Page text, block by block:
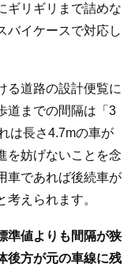
ギリギリまで詰めな
バイケースで対応し
る道路の設計便覧に
道までの間隔は「3
は長さ4.7mの車が
を妨げないことを念
車であれば後続車が
えられます。
準値よりも間隔が狭
後方が元の車線に残